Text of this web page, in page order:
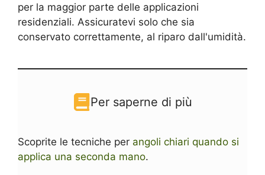
per la maggior parte delle applicazioni
residenziali. Assicuratevi solo che sia
conservato correttamente, al riparo dall'umidità.
Per saperne di più
Scoprite le tecniche per angoli chiari quando si
applica una seconda mano.